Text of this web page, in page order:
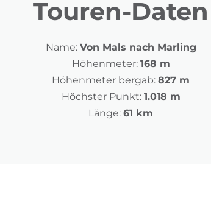
Touren-Daten
Name: Von Mals nach Marling
Höhenmeter: 168 m
Höhenmeter bergab: 827 m
Höchster Punkt: 1.018 m
Länge: 61 km